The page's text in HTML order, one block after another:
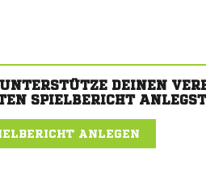
DEINEN
SPIELBERICHT
ANLEGEN